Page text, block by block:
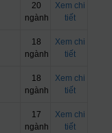
20
ngành
Xem chi
tiết
18
ngành
Xem chi
tiết
18
ngành
Xem chi
tiết
17
ngành
Xem chi
tiết